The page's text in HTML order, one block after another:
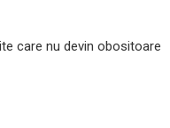
care nu devin obositoare